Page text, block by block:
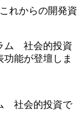
れからの開発資
社会的投資で